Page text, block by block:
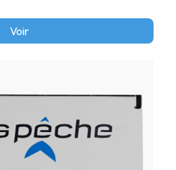
Voir